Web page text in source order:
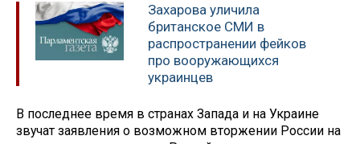
Захарова уличила
британское СМИ в
распространении фейков
про вооружающихся
украинцев
В последнее время в странах Запада и на Украине
звучат заявления о возможном вторжении России на